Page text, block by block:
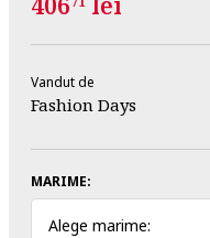
Vandut de
Fashion Days
MARIME:
Alege marime: